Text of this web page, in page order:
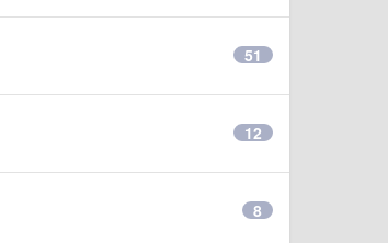
51
12
8